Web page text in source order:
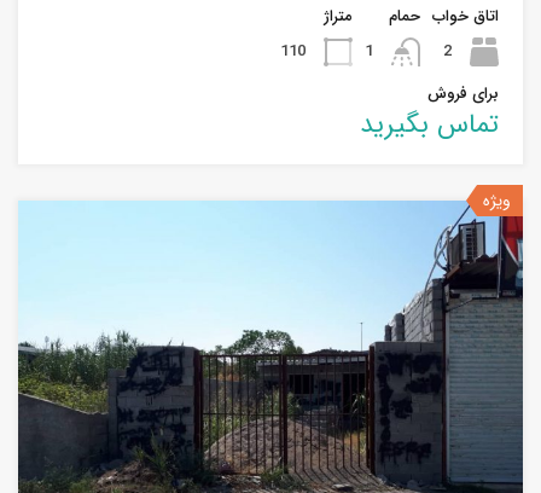
اتاق خواب
2
حمام
1
متراژ
110
برای فروش
تماس بگیرید
ویژه